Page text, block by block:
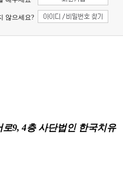
않으세요?
9, 4층 사단법인 한국치유